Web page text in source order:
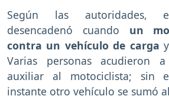
Según las autoridades,
desencadenó cuando un
contra un vehículo de carga
Varias personas acudieron
auxiliar al motociclista; sin
instante otro vehículo se sumó